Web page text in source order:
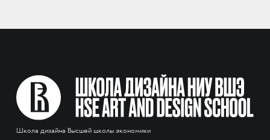
Школа дизайна Высшей школы экономики